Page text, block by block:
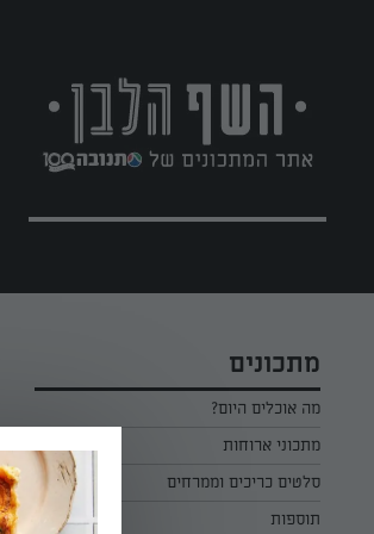
מתכונים
מה אוכלים היום?
מתכוני ארוחות
ארוחת בוקר
ארוחת צהריים
סלטים כריכים וממרחים
כל הסלטים כריכים וממרחים
תוספות